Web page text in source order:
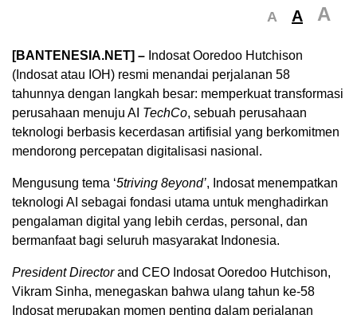
A A A
[BANTENESIA.NET] – Indosat Ooredoo Hutchison
(Indosat atau IOH) resmi menandai perjalanan 58
tahunnya dengan langkah besar: memperkuat transformasi
perusahaan menuju AI TechCo, sebuah perusahaan
teknologi berbasis kecerdasan artifisial yang berkomitmen
mendorong percepatan digitalisasi nasional.
Mengusung tema ‘5triving 8eyond’, Indosat menempatkan
teknologi AI sebagai fondasi utama untuk menghadirkan
pengalaman digital yang lebih cerdas, personal, dan
bermanfaat bagi seluruh masyarakat Indonesia.
President Directorand CEO Indosat Ooredoo Hutchison,
Vikram Sinha, menegaskan bahwa ulang tahun ke-58
Indosat merupakan momen penting dalam perjalanan